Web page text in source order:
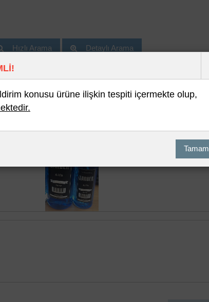
Hızlı Arama Detaylı Arama
konusu ürüne ilişkin tespiti içermekte olup,
Tamam